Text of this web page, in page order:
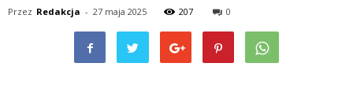
Przez Redakcja - 27 maja 2025 207 0